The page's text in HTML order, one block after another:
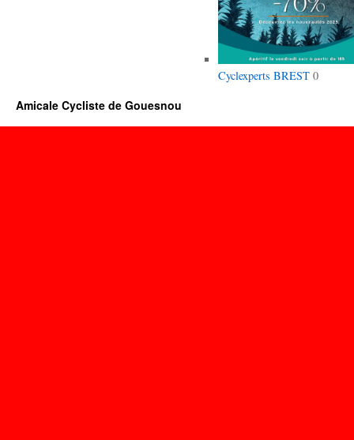
Cyclexperts BREST0
Amicale Cycliste de Gouesnou